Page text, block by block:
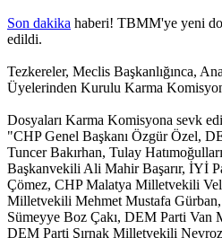
Son dakika haberi! TBMM'ye yeni
edildi.
Tezkereler, Meclis Başkanlığınca,
Üyelerinden Kurulu Karma
Dosyaları Karma Komisyona sevk
"CHP Genel Başkanı Özgür Özel,
Tuncer Bakırhan, Tulay
Başkanvekili Ali Mahir Başarır, İYİ
Çömez, CHP Malatya Milletvekili
Milletvekili Mehmet Mustafa
Sümeyye Boz Çakı, DEM Parti
DEM Parti Şırnak Milletvekili